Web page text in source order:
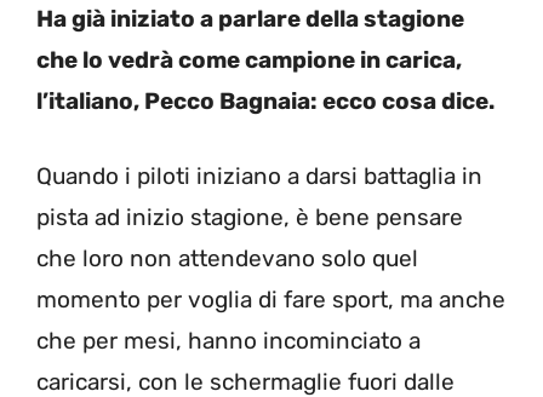
Ha già iniziato a parlare della stagione
che lo vedrà come campione in carica,
l’italiano, Pecco Bagnaia: ecco cosa dice.
Quando i piloti iniziano a darsi battaglia in
pista ad inizio stagione, è bene pensare
che loro non attendevano solo quel
momento per voglia di fare sport, ma anche
che per mesi, hanno incominciato a
caricarsi, con le schermaglie fuori dalle